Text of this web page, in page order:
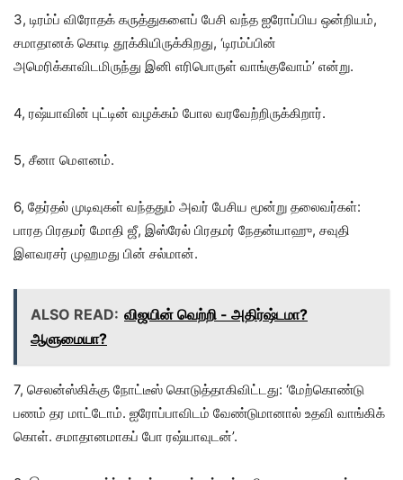
3, டிரம்ப் விரோதக் கருத்துகளைப் பேசி வந்த ஐரோப்பிய ஒன்றியம்,
சமாதானக் கொடி தூக்கியிருக்கிறது, ‘டிரம்ப்பின்
அமெரிக்காவிடமிருந்து இனி எரிபொருள் வாங்குவோம்’ என்று.
4, ரஷ்யாவின் புட்டின் வழக்கம் போல வரவேற்றிருக்கிறார்.
5, சீனா மௌனம்.
6, தேர்தல் முடிவுகள் வந்ததும் அவர் பேசிய மூன்று தலைவர்கள்:
பாரத பிரதமர் மோதி ஜீ, இஸ்ரேல் பிரதமர் நேதன்யாஹு, சவுதி
இளவரசர் முஹமது பின் சல்மான்.
ALSO READ: விஜயின் வெற்றி - அதிர்ஷ்டமா?
ஆளுமையா?
7, செலன்ஸ்கிக்கு நோட்டீஸ் கொடுத்தாகிவிட்டது: ‘மேற்கொண்டு
பணம் தர மாட்டோம். ஐரோப்பாவிடம் வேண்டுமானால் உதவி வாங்கிக்
கொள். சமாதானமாகப் போ ரஷ்யாவுடன்’.